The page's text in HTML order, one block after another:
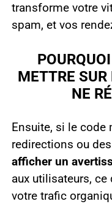
transforme votre
spam, et vos
METTRE
NE
Ensuite, si le
redirections ou
afficher un
aux utilisateurs,
votre trafic